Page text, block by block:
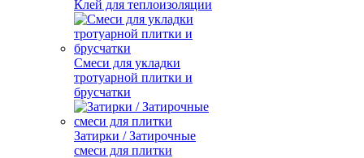
Клей для теплоизоляции
Смеси для укладки
тротуарной плитки и
брусчатки
Затирки / Затирочные
смеси для плитки